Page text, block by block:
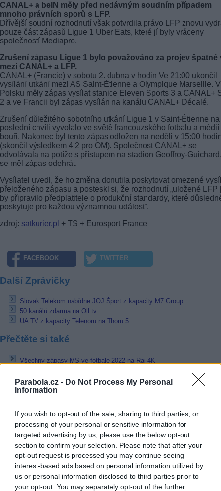
Parabola.cz - Do Not Process My Personal
Information
If you wish to opt-out of the sale, sharing to third parties, or
processing of your personal or sensitive information for
targeted advertising by us, please use the below opt-out
section to confirm your selection. Please note that after your
opt-out request is processed you may continue seeing
interest-based ads based on personal information utilized by
us or personal information disclosed to third parties prior to
your opt-out. You may separately opt-out of the further
CANAL+ a beIN měly před nedávným soudním případem
mnoho právních sporů s LFP.
Dřívější soudní rozhodnutí však potvrdila právo LFP znovu
pouze část zápasů Ligue 1 Uber Eats, které jí byly vráceny
společností Mediapro.
Zrušení zápasu Ligue 1 bylo považováno za projev špatné
mezi CANAL+ a LFP.
CANAL+ (Francie) v sobotu 2. dubna v hodin Ve 21:00 ukončil
vysílání utkání mezi AS Saint-Étienne a Olympique Marseille. V
Polsku měly zápas vysílat stanice Eleven Sports 3 a CANAL+
2 a ve Francii byl zápas vysílán na kanálu CANAL+ Décalé.
Zrušení důležitého sobotního utkání Ligue 1 v Saint-Étienne na
poslední chvíli vyvolalo ve světě francouzského fotbalu a médií
bouři. Nakonec byl tento zápas odložen na neděli v 15:00
(skončil výsledkem 4:2 pro OM). Společnost CANAL+ se
odvolávala na potíže s přístupem na stadion Geoffroy-
se měl zápas odehrát.
Vysílatel uvedl, že ho změna donutila poskytovat omezené
přeloženého zápasu a posteskl si, že rozhodnutí „uložené LFP
by připravilo předplatitele o produkční standardy, které
poskytuje pro každou významnou událost“.
zdroj: satkurier.pl + TS + Eurosport France
FACEBOOK TWITTER
Další Zprávičky
Slovak Telekom nabídne JOJ Šport z kapacity M7 Group
50 kanálů zdarma na Oll.tv
UA TV z kapacity Telenoru na Thoru 5
Přečtěte si také
Všechny zápasy MS ve fotbale 2022 na Rai 4K
Nejenom Premier League. V Rusku se nevysílá ani Ligue 1
Pracovní nabídky
06.08.2026 -Bosch Powertrain s.r.o. Jihlava • CNC operátor• mzda
Kč • náborový bonus 50.000 Kč • příspěvek na ubytování (Jihlava,
Jihlava)
06.08.2026 -Bosch Powertrain s.r.o. • montážní dělník • mzda 44.700
týdenní zálohy na mzdu 2.000 Kč (Jihlava, okres Jihlava)
06.08.2026 -Bosch Powertrain s.r.o. Jihlava • práce ve skladu • mzda
48.400 Kč • náborový bonus 50.000 Kč • ubytování (Jihlava, okres